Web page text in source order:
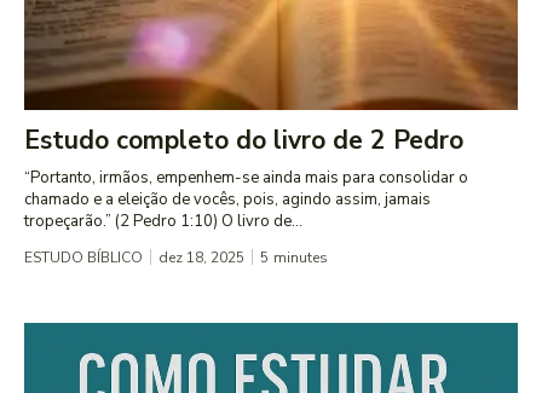
Estudo completo do livro de 2 Pedro
“Portanto, irmãos, empenhem-se ainda mais para consolidar o
chamado e a eleição de vocês, pois, agindo assim, jamais
tropeçarão.” (2 Pedro 1:10) O livro de...
ESTUDO BÍBLICO dez 18, 2025 5 minutes